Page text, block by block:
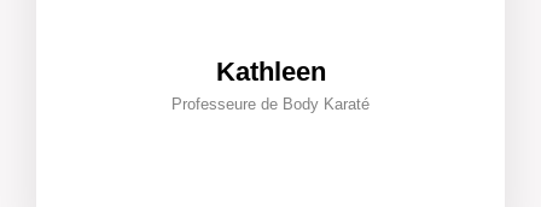
Kathleen
Professeure de Body Karaté